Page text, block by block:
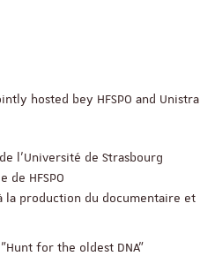
hosted bey HFSPO and Unistra
l'Université de Strasbourg
de HFSPO
la production du documentaire et
for the oldest DNA"